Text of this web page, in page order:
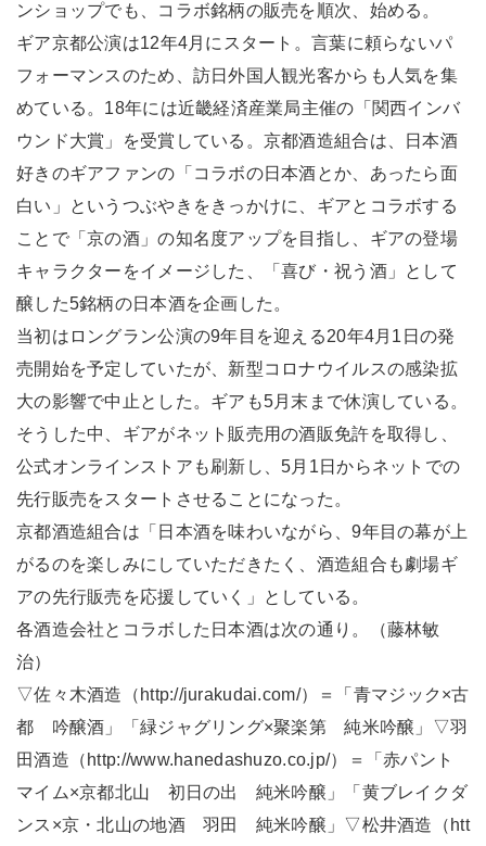
ンショップでも、コラボ銘柄の販売を順次、始める。
ギア京都公演は12年4月にスタート。言葉に頼らないパ
フォーマンスのため、訪日外国人観光客からも人気を集
めている。18年には近畿経済産業局主催の「関西インバ
ウンド大賞」を受賞している。京都酒造組合は、日本酒
好きのギアファンの「コラボの日本酒とか、あったら面
白い」というつぶやきをきっかけに、ギアとコラボする
ことで「京の酒」の知名度アップを目指し、ギアの登場
キャラクターをイメージした、「喜び・祝う酒」として
醸した5銘柄の日本酒を企画した。
当初はロングラン公演の9年目を迎える20年4月1日の発
売開始を予定していたが、新型コロナウイルスの感染拡
大の影響で中止とした。ギアも5月末まで休演している。
そうした中、ギアがネット販売用の酒販免許を取得し、
公式オンラインストアも刷新し、5月1日からネットでの
先行販売をスタートさせることになった。
京都酒造組合は「日本酒を味わいながら、9年目の幕が上
がるのを楽しみにしていただきたく、酒造組合も劇場ギ
アの先行販売を応援していく」としている。
各酒造会社とコラボした日本酒は次の通り。（藤林敏
治）
▽佐々木酒造（http://jurakudai.com/）＝「青マジック×古
都 吟醸酒」「緑ジャグリング×聚楽第 純米吟醸」▽羽
田酒造（http://www.hanedashuzo.co.jp/）＝「赤パント
マイム×京都北山 初日の出 純米吟醸」「黄ブレイクダ
ンス×京・北山の地酒 羽田 純米吟醸」▽松井酒造（htt